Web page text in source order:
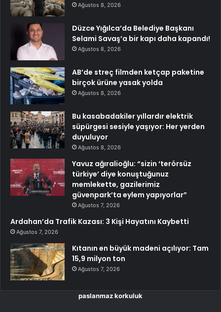
Ağustos 8, 2026
Düzce Yığılca’da Belediye Başkanı
Selami Savaş’a bir kapı daha kapandı!
Ağustos 8, 2026
AB’de streç filmden ketçap paketine
birçok ürüne yasak yolda
Ağustos 8, 2026
Bu kasabadakiler yıllardır elektrik
süpürgesi sesiyle yaşıyor: Her yerden
duyuluyor
Ağustos 8, 2026
Yavuz ağıralioğlu: “sizin ‘terörsüz
türkiye’ diye konuştuğunuz
memlekette, gazilerimiz
güvenpark’ta eylem yapıyorlar”
Ağustos 7, 2026
Ardahan’da Trafik Kazası: 3 Kişi Hayatını Kaybetti
Ağustos 7, 2026
Kıtanın en büyük madeni açılıyor: Tam
15,9 milyon ton
Ağustos 7, 2026
paslanmaz korkuluk